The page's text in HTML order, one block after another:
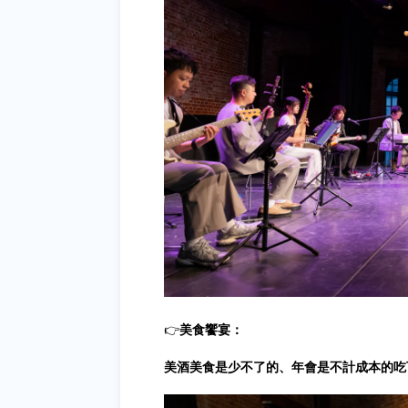
👉美食饗宴：
美酒美食是少不了的、年會是不計成本的